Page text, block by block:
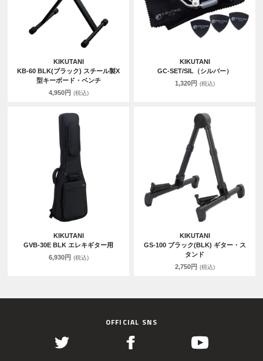
KIKUTANI
KB-60 BLK(ブラック) スチール製X
型キーボード・ベンチ
4,950円 (税込)
KIKUTANI
GC-SET/SIL（シルバー）
1,320円 (税込)
KIKUTANI
GVB-30E BLK エレキギター用
6,930円 (税込)
KIKUTANI
GS-100 ブラック(BLK) ギター・ス
タンド
2,750円 (税込)
OFFICIAL SNS